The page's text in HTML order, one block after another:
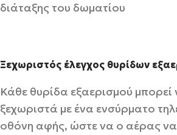
διάταξης του δωματίου
Ξεχωριστός έλεγχος θυρίδων
Κάθε θυρίδα εξαερισμού μπορεί
ξεχωριστά με ένα ενσύρματο
οθόνη αφής, ώστε να ο αέρας